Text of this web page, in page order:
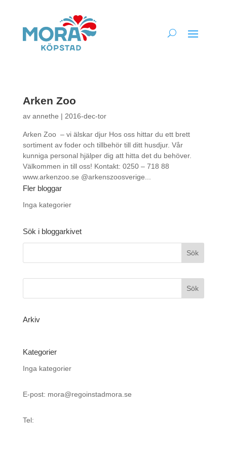
Arken Zoo
av annethe | 2016-dec-tor
Arken Zoo – vi älskar djur Hos oss hittar du ett brett
sortiment av foder och tillbehör till ditt husdjur. Vår
kunniga personal hjälper dig att hitta det du behöver.
Välkommen in till oss! Kontakt: 0250 – 718 88
www.arkenzoo.se @arkenszoosverige...
Fler bloggar
Inga kategorier
Sök i bloggarkivet
Arkiv
Kategorier
Inga kategorier
E-post: mora@regoinstadmora.se
Tel: